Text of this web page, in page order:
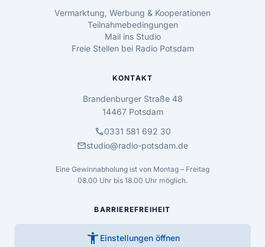
Vermarktung, Werbung & Kooperationen
Teilnahmebedingungen
Mail ins Studio
Freie Stellen bei Radio Potsdam
KONTAKT
Brandenburger Straße 48
14467 Potsdam
call0331 581 692 30
mailstudio@radio-potsdam.de
Eine Gewinnabholung ist von Montag – Freitag
08.00 Uhr bis 18.00 Uhr möglich.
BARRIEREFREIHEIT
accessibility_new Einstellungen öffnen